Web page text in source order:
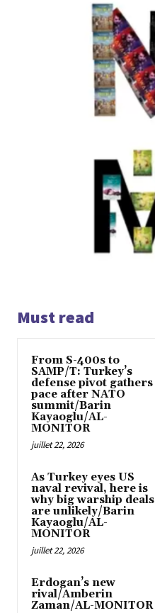
Must read
From S-400s to
SAMP/T: Turkey’s
defense pivot gathers
pace after NATO
summit/Barin
Kayaoglu/AL-
MONITOR
juillet 22, 2026
As Turkey eyes US
naval revival, here is
why big warship deals
are unlikely/Barin
Kayaoglu/AL-
MONITOR
juillet 22, 2026
Erdogan’s new
rival/Amberin
Zaman/AL-MONITOR